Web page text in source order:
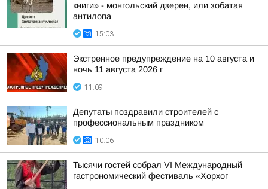
книги» - монгольский дзерен, или зобатая
антилопа
15:03
Экстренное предупреждение на 10 августа и
ночь 11 августа 2026 г
11:09
Депутаты поздравили строителей с
профессиональным праздником
10:06
Тысячи гостей собрал VI Международный
гастрономический фестиваль «Хорхог